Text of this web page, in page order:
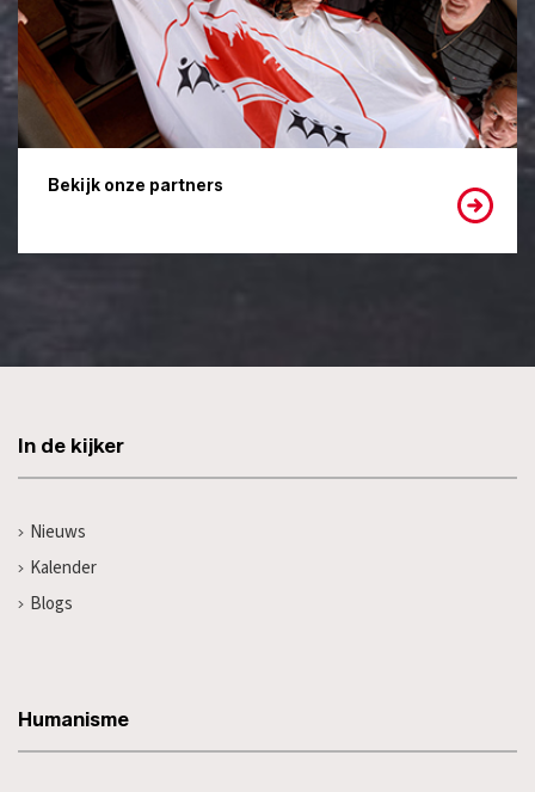
Bekijk onze partners
In de kijker
Nieuws
Kalender
Blogs
Humanisme